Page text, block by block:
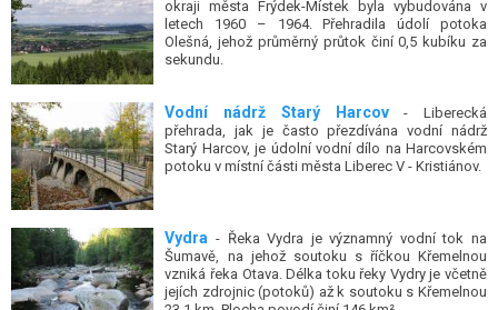
letech 1960 – 1964. Přehradila údolí potoka
Olešná, jehož průměrný průtok činí 0,5 kubíku za
sekundu.
Vodní nádrž Starý Harcov
- Liberecká
přehrada, jak je často přezdívána vodní nádrž
Starý Harcov, je údolní vodní dílo na Harcovském
potoku v místní části města Liberec V - Kristiánov.
Vydra
- Řeka Vydra je významný vodní tok na
Šumavě, na jehož soutoku s říčkou Křemelnou
vzniká řeka Otava. Délka toku řeky Vydry je včetně
jejích zdrojnic (potoků) až k soutoku s Křemelnou
23,1 km. Plocha povodí činí 146 km².